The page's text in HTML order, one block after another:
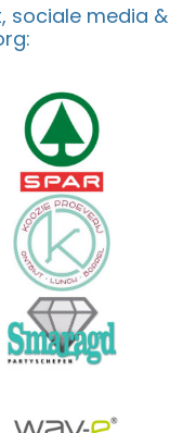
sociale media &